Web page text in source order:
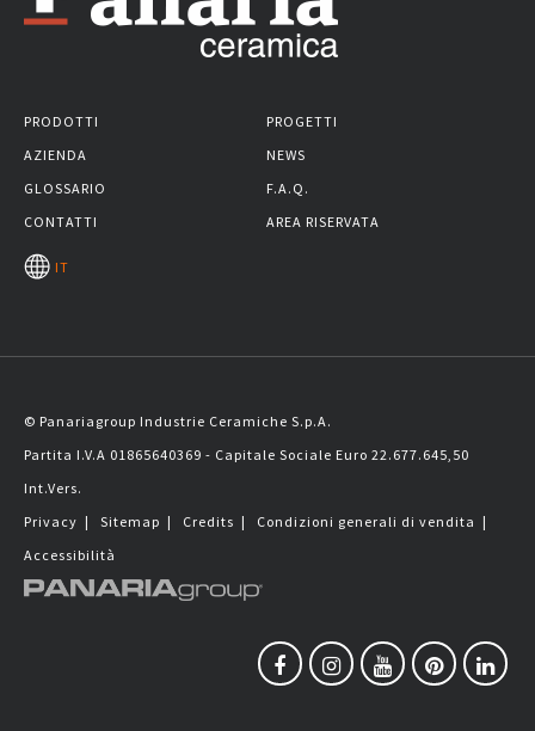
PRODOTTI
PROGETTI
AZIENDA
NEWS
GLOSSARIO
F.A.Q.
CONTATTI
AREA RISERVATA
IT
© Panariagroup Industrie Ceramiche S.p.A.
Partita I.V.A 01865640369 - Capitale Sociale Euro 22.677.645,50
Int.Vers.
Privacy | Sitemap | Credits | Condizioni generali di vendita |
Accessibilità